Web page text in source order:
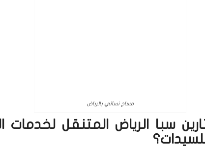
مساج نسائي بالرياض
سبا الرياض المتنقل لخدمات